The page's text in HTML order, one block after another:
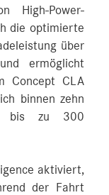
High-Power-
die optimierte
über
ermöglicht
Concept CLA
binnen zehn
bis zu 300
aktiviert,
der Fahrt